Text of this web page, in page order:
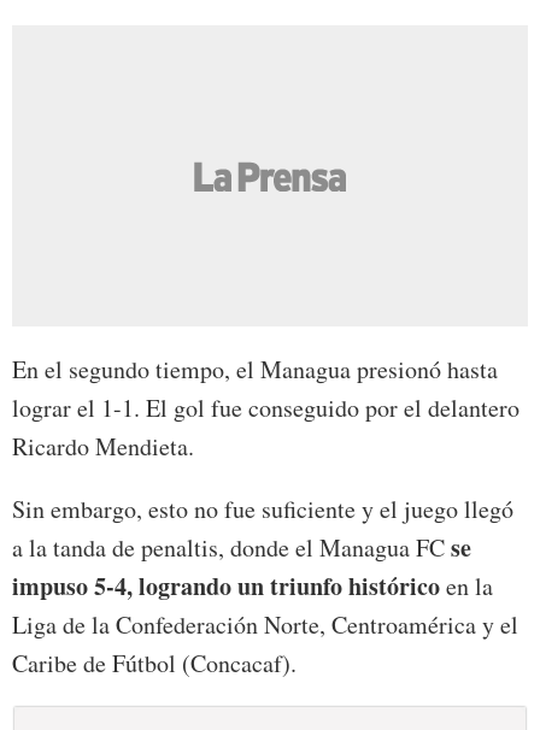
En el segundo tiempo, el Managua presionó hasta
lograr el 1-1. El gol fue conseguido por el delantero
Ricardo Mendieta.
Sin embargo, esto no fue suficiente y el juego llegó
a la tanda de penaltis, donde el Managua FCse
impuso 5-4, logrando un triunfo históricoen la
Liga de la Confederación Norte, Centroamérica y el
Caribe de Fútbol (Concacaf).